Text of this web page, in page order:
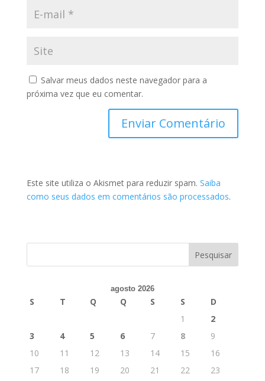
Salvar meus dados neste navegador para a
próxima vez que eu comentar.
Este site utiliza o Akismet para reduzir spam. Saiba
como seus dados em comentários são processados.
agosto 2026
S T Q Q S S
D
1
2
3
4 5 6 7 8
9
10
11 12 13 14 15
16
17
18 19 20 21 22
23